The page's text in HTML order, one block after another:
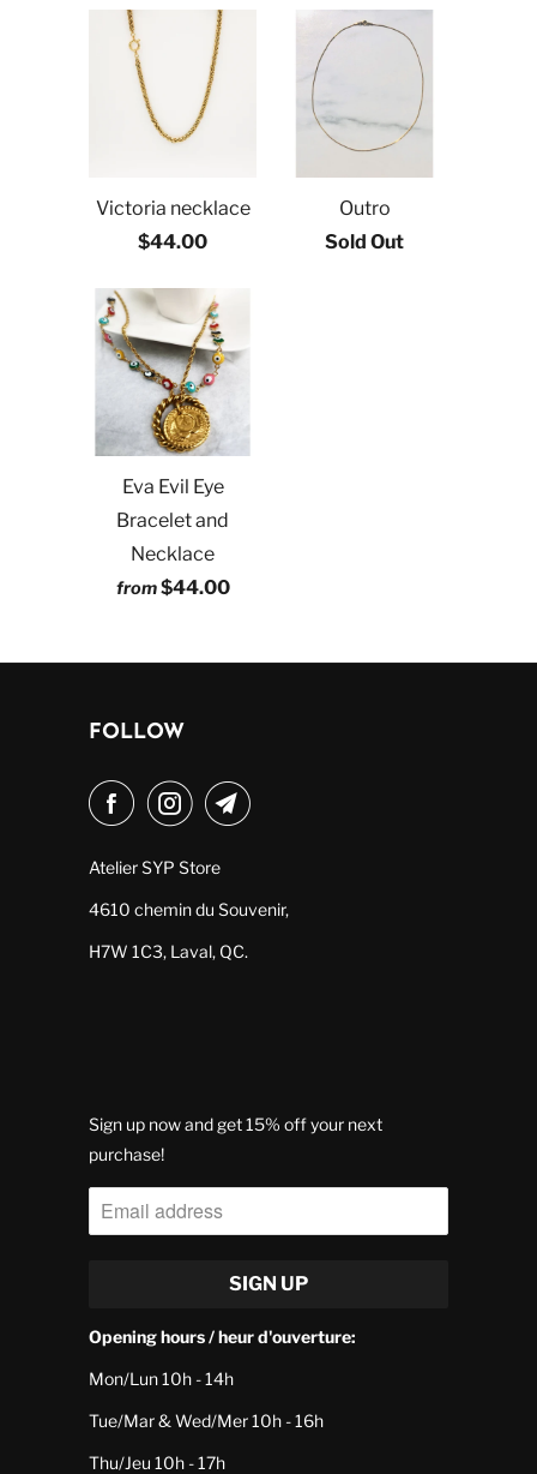
Victoria necklace
$44.00
Outro
Sold Out
Eva Evil Eye
Bracelet and
Necklace
from$44.00
FOLLOW
Atelier SYP Store
4610 chemin du Souvenir,
H7W 1C3, Laval, QC.
Sign up now and get 15% off your next
purchase!
Opening hours / heur d'ouverture:
Mon/Lun 10h - 14h
Tue/Mar & Wed/Mer 10h - 16h
Thu/Jeu 10h - 17h